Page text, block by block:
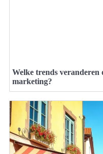
Welke trends veranderen
marketing?